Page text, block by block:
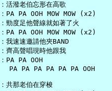
活潑老伯忘形在高歌
PA PA OOH MOW MOW (x2)
勁度足他聲線就如著了火
PA PA OOH MOW MOW (x2)
我速速邀請他夾BAND
齊高聲唱現時他跟我
PA PA OOH
PA PA PA PA PA PA OOH
共那老伯在穿梭